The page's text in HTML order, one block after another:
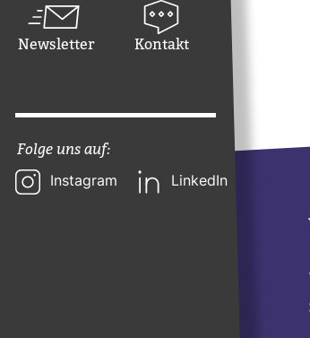
Newsletter Kontakt
Folge uns auf:
Instagram LinkedIn